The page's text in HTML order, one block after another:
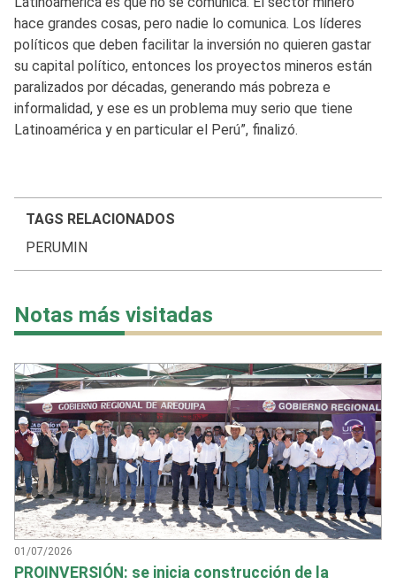
hace grandes cosas, pero nadie lo comunica. Los líderes
políticos que deben facilitar la inversión no quieren gastar
su capital político, entonces los proyectos mineros están
paralizados por décadas, generando más pobreza e
informalidad, y ese es un problema muy serio que tiene
Latinoamérica y en particular el Perú”, finalizó.
TAGS RELACIONADOS
PERUMIN
Notas más visitadas
01/07/2026
PROINVERSIÓN: se inicia construcción de la